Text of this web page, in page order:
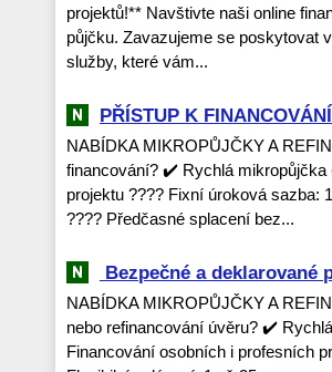
projektů!** Navštivte naši online
půjčku. Zavazujeme se poskytovat
služby, které vám...
PŘÍSTUP K
NABÍDKA MIKROPŮJČKY A
financování? ✔️ Rychlá
projektu ???? Fixní úroková sazba:
???? Předčasné splacení bez...
‎Bezpečné a deklarované
NABÍDKA MIKROPŮJČKY A
nebo refinancování úvěru? ✔️
Financování osobních i profesních